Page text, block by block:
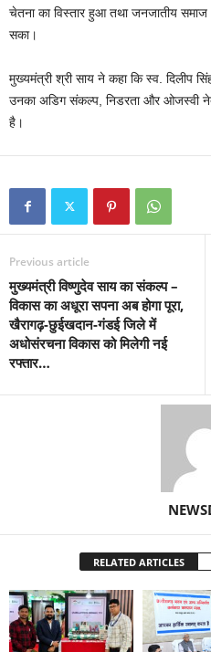
चेतना का विस्तार हुआ तथा जनजातीय
सका।
मुख्यमंत्री श्री साय ने कहा कि स्व. दिलीप
उनका अडिग संकल्प, निडरता और ओजस्वी
है।
Previous article
मुख्यमंत्री विष्णुदेव साय का संकल्प –
विकास का अधूरा सपना अब होगा पूरा,
खैरागढ़-छुईखदान-गंडई जिले में
अधोसंरचना विकास को मिलेगी नई
रफ्तार…
RELATED ARTICLES